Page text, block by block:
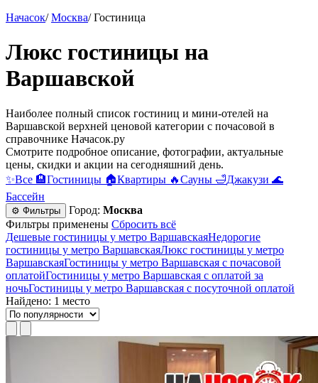
Начасок/ Москва/ Гостиница
Люкс гостиницы на
Варшавской
Наиболее полный список гостиниц и мини-отелей на
Варшавской верхней ценовой категории c почасовой в
справочнике Начасок.ру
Смотрите подробное описание, фотографии, актуальные
цены, скидки и акции на сегодняшний день.
✨Все 🏨Гостиницы 🏠Квартиры 🔥Сауны 🛁Джакузи 🌊
Бассейн
⚙ Фильтры Город: Москва
Фильтры применены Сбросить всё
Дешевые гостиницы у метро ВаршавскаяНедорогие
гостиницы у метро ВаршавскаяЛюкс гостиницы у метро
ВаршавскаяГостиницы у метро Варшавская c почасовой
оплатойГостиницы у метро Варшавская с оплатой за
ночьГостиницы у метро Варшавская c посуточной оплатой
Найдено: 1 место